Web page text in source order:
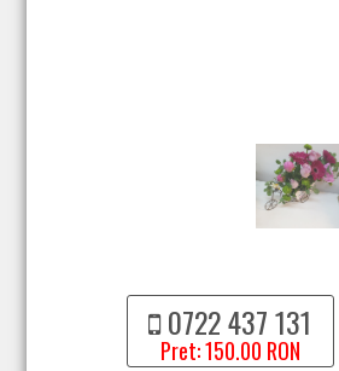
0722 437 131
Pret: 150.00 RON